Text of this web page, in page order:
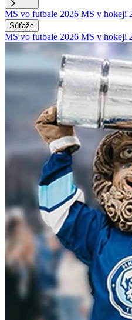
MS vo futbale 2026 MS v hokeji
Súťaže
MS vo futbale 2026 MS v hokeji